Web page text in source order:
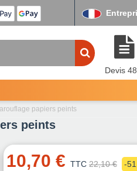
Devis
papiers peints
peints
10,70 € TTC 22,10 €
-